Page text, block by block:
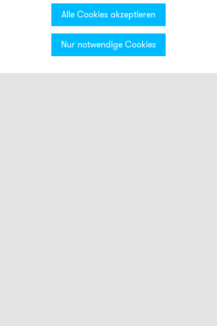
Kategorien & Filter
Alle Cookies akzeptieren
Nur notwendige Cookies